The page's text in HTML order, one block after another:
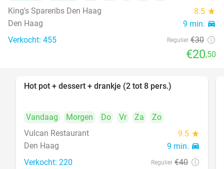
King's Spareribs Den Haag
8.5 star
Den Haag 9 min. directions_car
Verkocht: 455 Regulier €30
€20,50
Hot pot + dessert + drankje (2 tot 8 pers.)
Vandaag Morgen Do Vr Za
Zo
Vulcan Restaurant
9.5 star
Den Haag 9 min. directions_car
Verkocht: 220 Regulier €40